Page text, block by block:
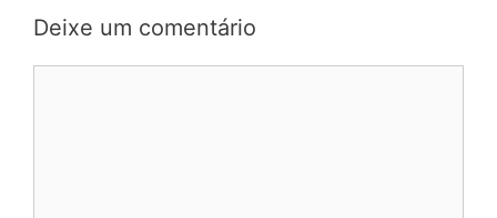
Deixe um comentário